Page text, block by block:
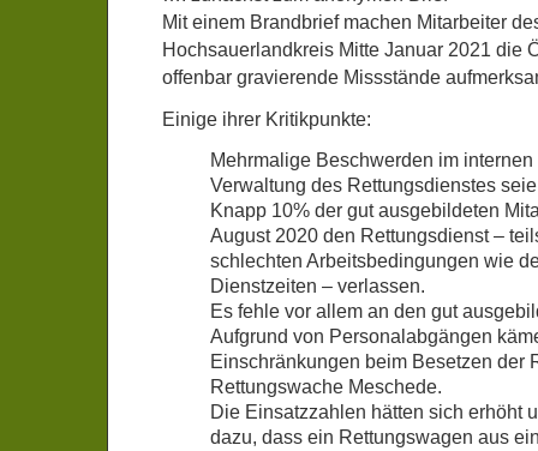
Mit einem Brandbrief machen Mitarbeiter
Hochsauerlandkreis Mitte Januar 2021 die
offenbar gravierende Missstände
Einige ihrer Kritikpunkte:
Mehrmalige Beschwerden im
Verwaltung des Rettungsdienstes
Knapp 10% der gut ausgebildeten
August 2020 den Rettungsdienst –
schlechten Arbeitsbedingungen wie
Dienstzeiten – verlassen.
Es fehle vor allem an den gut
Aufgrund von Personalabgängen
Einschränkungen beim Besetzen der
Rettungswache Meschede.
Die Einsatzzahlen hätten sich erhöht
dazu, dass ein Rettungswagen aus